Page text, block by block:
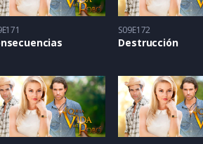
S09E172
Destrucción